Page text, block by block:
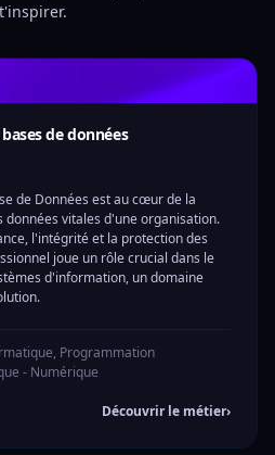
t'inspirer.
de données
de Données est au cœur de la
données vitales d'une organisation.
l'intégrité et la protection des
joue un rôle crucial dans le
d'information, un domaine
Programmation
- Numérique
Découvrir le métier›